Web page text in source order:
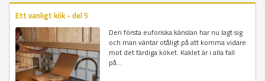
Ett vanligt kök - del 5
Den första euforiska känslan har nu lagt sig
och man väntar otåligt på att komma vidare
mot det färdiga köket. Kaklet är i alla fall
på...